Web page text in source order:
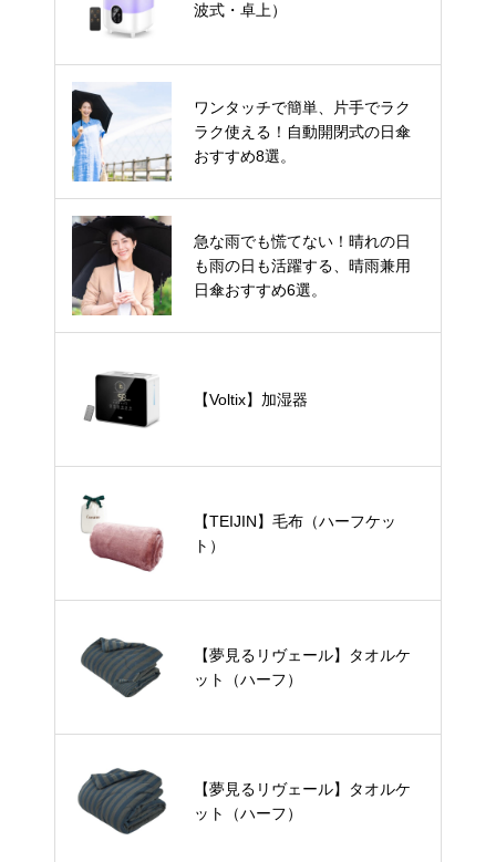
波式・卓上）
ワンタッチで簡単、片手でラク
ラク使える！自動開閉式の日傘
おすすめ8選。
急な雨でも慌てない！晴れの日
も雨の日も活躍する、晴雨兼用
日傘おすすめ6選。
【Voltix】加湿器
【TEIJIN】毛布（ハーフケッ
ト）
【夢見るリヴェール】タオルケ
ット（ハーフ）
【夢見るリヴェール】タオルケ
ット（ハーフ）